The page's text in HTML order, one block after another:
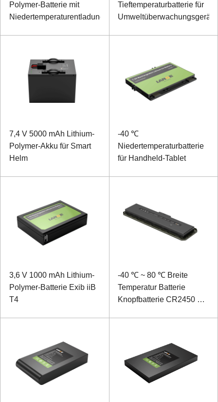
Polymer-Batterie mit
Niedertemperaturentladung
Tieftemperaturbatterie für
Umweltüberwachungsgeräte
7,4 V 5000 mAh Lithium-
Polymer-Akku für Smart
Helm
-40 ℃
Niedertemperaturbatterie
für Handheld-Tablet
3,6 V 1000 mAh Lithium-
Polymer-Batterie Exib iiB
T4
-40 ℃ ~ 80 ℃ Breite
Temperatur Batterie
Knopfbatterie CR2450 3V